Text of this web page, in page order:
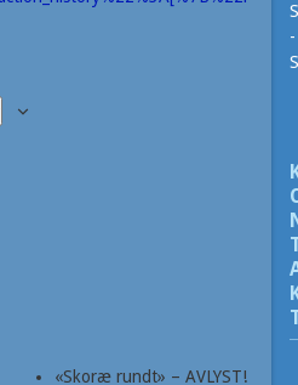
«Skoræ rundt» – AVLYST!
-